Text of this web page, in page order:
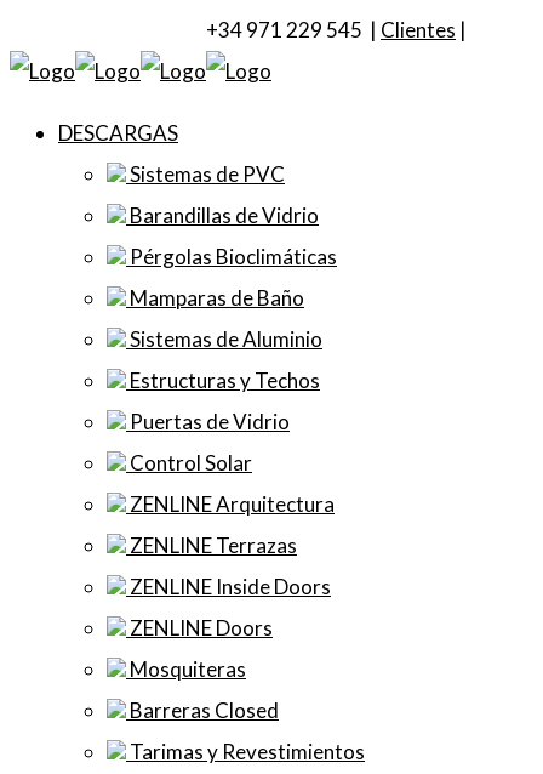
+34 971 229 545 | Clientes |
DESCARGAS
Sistemas de PVC
Barandillas de Vidrio
Pérgolas Bioclimáticas
Mamparas de Baño
Sistemas de Aluminio
Estructuras y Techos
Puertas de Vidrio
Control Solar
ZENLINE Arquitectura
ZENLINE Terrazas
ZENLINE Inside Doors
ZENLINE Doors
Mosquiteras
Barreras Closed
Tarimas y Revestimientos